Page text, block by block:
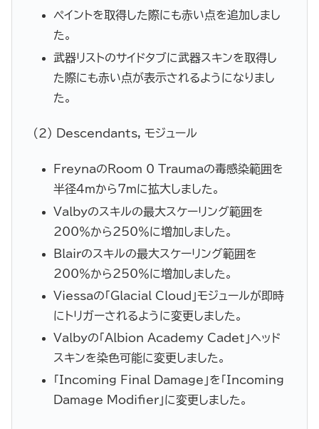
ペイントを取得した際にも赤い点を追加しまし
た。
武器リストのサイドタブに武器スキンを取得し
た際にも赤い点が表示されるようになりまし
た。
(2) Descendants, モジュール
FreynaのRoom 0 Traumaの毒感染範囲を
半径4mから7mに拡大しました。
Valbyのスキルの最大スケーリング範囲を
200％から250％に増加しました。
Blairのスキルの最大スケーリング範囲を
200％から250％に増加しました。
Viessaの「Glacial Cloud」モジュールが即時
にトリガーされるように変更しました。
Valbyの「Albion Academy Cadet」ヘッド
スキンを染色可能に変更しました。
「Incoming Final Damage」を「Incoming
Damage Modifier」に変更しました。